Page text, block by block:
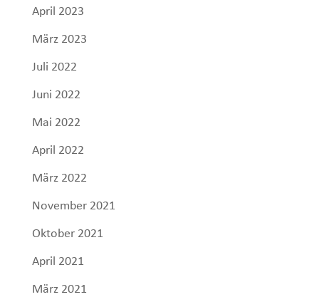
April 2023
März 2023
Juli 2022
Juni 2022
Mai 2022
April 2022
März 2022
November 2021
Oktober 2021
April 2021
März 2021